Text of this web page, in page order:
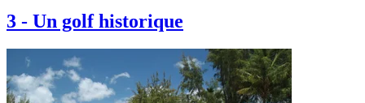
3 - Un golf historique